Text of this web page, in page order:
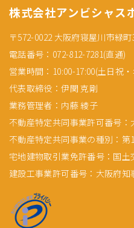
株式会社アンビシャス
〒572-0022 大阪府寝屋川市緑町
電話番号：072-812-7281(直通)
営業時間：10:00-17:00(土日祝
代表取締役：伊関 克剛
業務管理者：内藤 綾子
不動産特定共同事業許可番号：
不動産特定共同事業の種別：第
宅地建物取引業免許番号：国土
建設工事業許可番号：大阪府知